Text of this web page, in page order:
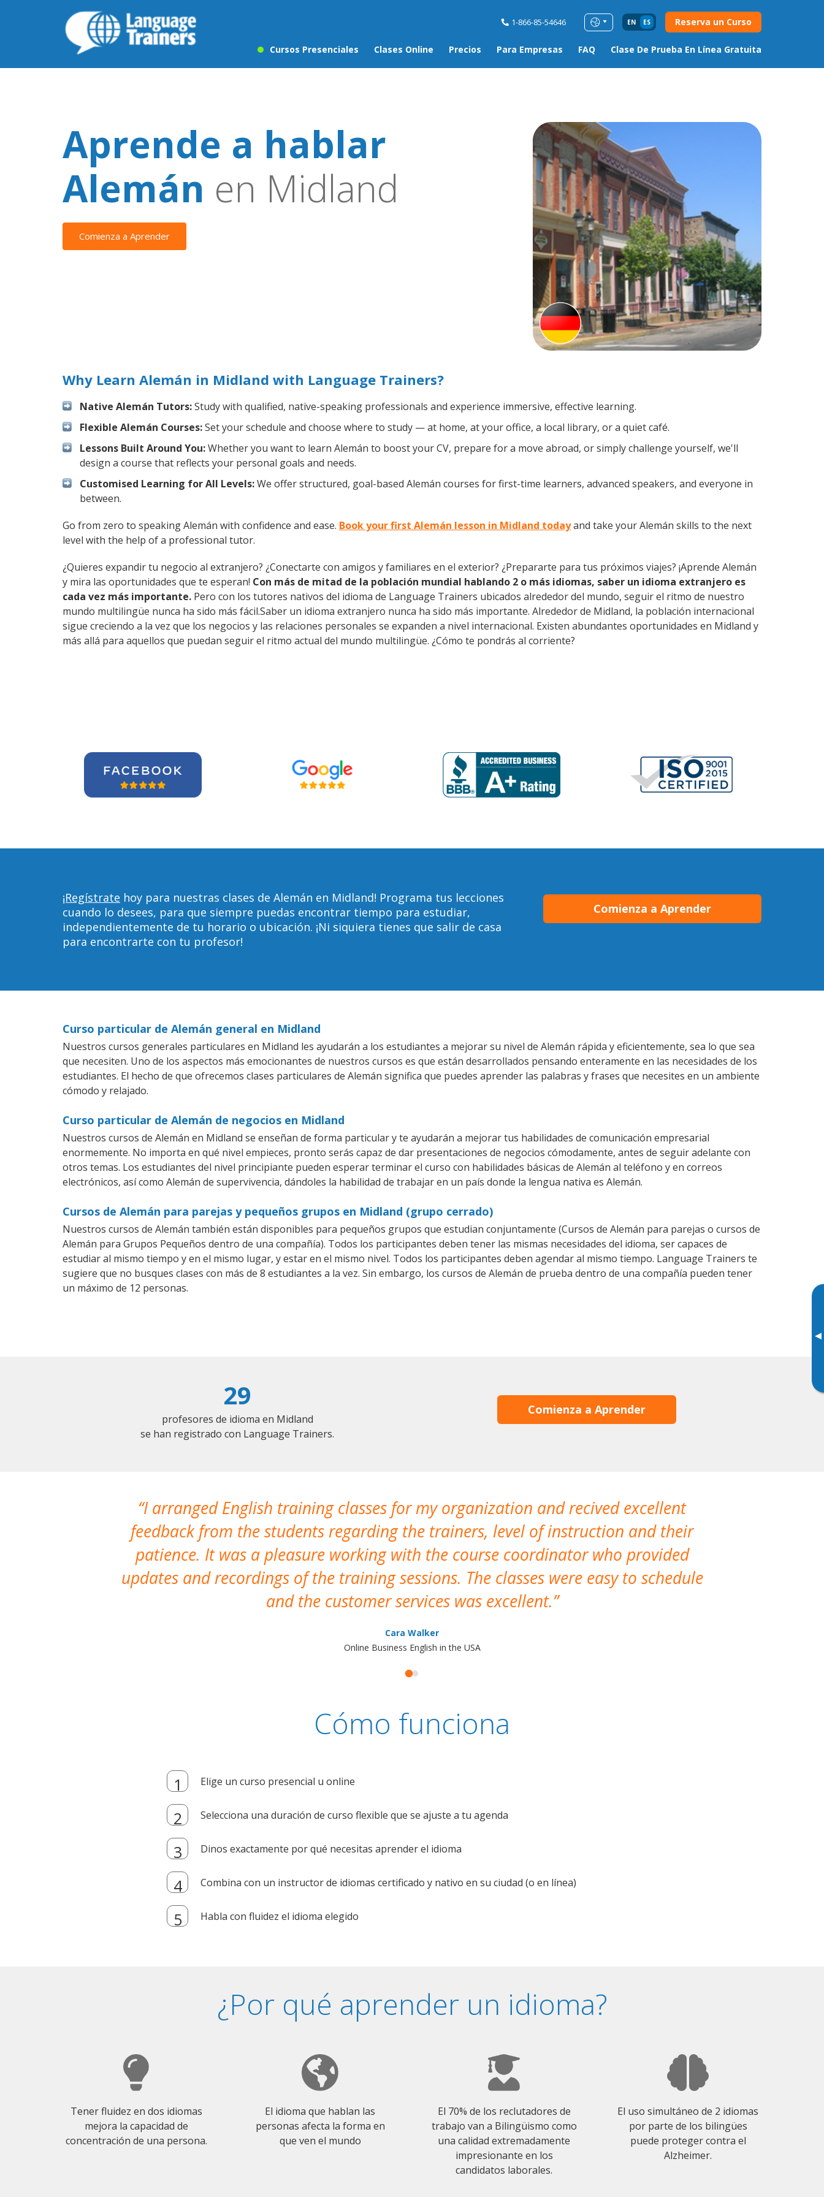
1-866-85-54646 EN ES Reserva un Curso
Cursos Presenciales Clases Online Precios Para Empresas FAQ Clase De Prueba En Línea Gratuita
▸
Aprende a hablar
Alemán en Midland
Comienza a Aprender
Why Learn Alemán in Midland with Language Trainers?
Native Alemán Tutors:Study with qualified, native-speaking professionals and experience immersive, effective learning.
Flexible Alemán Courses:Set your schedule and choose where to study — at home, at your office, a local library, or a quiet café.
Lessons Built Around You:Whether you want to learn Alemán to boost your CV, prepare for a move abroad, or simply challenge yourself, we'll
design a course that reflects your personal goals and needs.
Customised Learning for All Levels:We offer structured, goal-based Alemán courses for first-time learners, advanced speakers, and everyone in
between.
Go from zero to speaking Alemán with confidence and ease. Book your first Alemán lesson in Midland todayand take your Alemán skills to the next
level with the help of a professional tutor.
¿Quieres expandir tu negocio al extranjero? ¿Conectarte con amigos y familiares en el exterior? ¿Prepararte para tus próximos viajes? ¡Aprende Alemán
y mira las oportunidades que te esperan! Con más de mitad de la población mundial hablando 2 o más idiomas, saber un idioma extranjero es
cada vez más importante. Pero con los tutores nativos del idioma de Language Trainers ubicados alrededor del mundo, seguir el ritmo de nuestro
mundo multilingüe nunca ha sido más fácil.Saber un idioma extranjero nunca ha sido más importante. Alrededor de Midland, la población internacional
sigue creciendo a la vez que los negocios y las relaciones personales se expanden a nivel internacional. Existen abundantes oportunidades en Midland y
más allá para aquellos que puedan seguir el ritmo actual del mundo multilingüe. ¿Cómo te pondrás al corriente?
¡Regístrate hoy para nuestras clases de Alemán en Midland! Programa tus lecciones
cuando lo desees, para que siempre puedas encontrar tiempo para estudiar,
independientemente de tu horario o ubicación. ¡Ni siquiera tienes que salir de casa
para encontrarte con tu profesor!
Comienza a Aprender
Curso particular de Alemán general en Midland
Nuestros cursos generales particulares en Midland les ayudarán a los estudiantes a mejorar su nivel de Alemán rápida y eficientemente, sea lo que sea
que necesiten. Uno de los aspectos más emocionantes de nuestros cursos es que están desarrollados pensando enteramente en las necesidades de los
estudiantes. El hecho de que ofrecemos clases particulares de Alemán significa que puedes aprender las palabras y frases que necesites en un ambiente
cómodo y relajado.
Curso particular de Alemán de negocios en Midland
Nuestros cursos de Alemán en Midland se enseñan de forma particular y te ayudarán a mejorar tus habilidades de comunicación empresarial
enormemente. No importa en qué nivel empieces, pronto serás capaz de dar presentaciones de negocios cómodamente, antes de seguir adelante con
otros temas. Los estudiantes del nivel principiante pueden esperar terminar el curso con habilidades básicas de Alemán al teléfono y en correos
electrónicos, así como Alemán de supervivencia, dándoles la habilidad de trabajar en un país donde la lengua nativa es Alemán.
Cursos de Alemán para parejas y pequeños grupos en Midland (grupo cerrado)
Nuestros cursos de Alemán también están disponibles para pequeños grupos que estudian conjuntamente (Cursos de Alemán para parejas o cursos de
Alemán para Grupos Pequeños dentro de una compañía). Todos los participantes deben tener las mismas necesidades del idioma, ser capaces de
estudiar al mismo tiempo y en el mismo lugar, y estar en el mismo nivel. Todos los participantes deben agendar al mismo tiempo. Language Trainers te
sugiere que no busques clases con más de 8 estudiantes a la vez. Sin embargo, los cursos de Alemán de prueba dentro de una compañía pueden tener
un máximo de 12 personas.
29
profesores de idioma en Midland
se han registrado con Language Trainers.
Comienza a Aprender
I arranged English training classes for my organization and recived excellent
feedback from the students regarding the trainers, level of instruction and their
patience. It was a pleasure working with the course coordinator who provided
updates and recordings of the training sessions. The classes were easy to schedule
and the customer services was excellent.
Cara Walker
Online Business English in the USA
Cómo funciona
Elige un curso presencial u online
Selecciona una duración de curso flexible que se ajuste a tu agenda
Dinos exactamente por qué necesitas aprender el idioma
Combina con un instructor de idiomas certificado y nativo en su ciudad (o en línea)
Habla con fluidez el idioma elegido
¿Por qué aprender un idioma?
Tener fluidez en dos idiomas
mejora la capacidad de
concentración de una persona.
El idioma que hablan las
personas afecta la forma en
que ven el mundo
El 70% de los reclutadores de
trabajo van a Bilingüismo como
una calidad extremadamente
impresionante en los
candidatos laborales.
El uso simultáneo de 2 idiomas
por parte de los bilingües
puede proteger contra el
Alzheimer.